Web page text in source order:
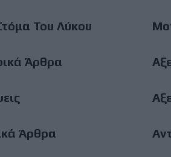
Του Λύκου
Άρθρα
Άρθρα